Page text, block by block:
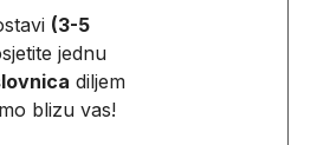
(3-5
jednu
diljem
blizu vas!